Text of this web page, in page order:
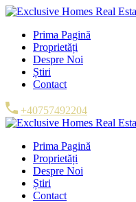
Prima Pagină
Proprietăți
Despre Noi
Știri
Contact
+40757492204
Prima Pagină
Proprietăți
Despre Noi
Știri
Contact